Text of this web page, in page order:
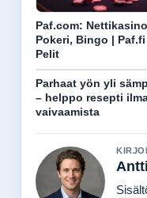
Paf.com:
Pokeri, Bingo | Paf.fi
Pelit
Parhaat yön yli
– helppo resepti
vaivaamista